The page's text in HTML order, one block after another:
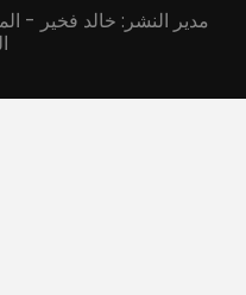
مدير النشر: خالد فخير -